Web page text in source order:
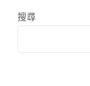
搜尋